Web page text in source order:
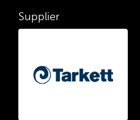
Supplier